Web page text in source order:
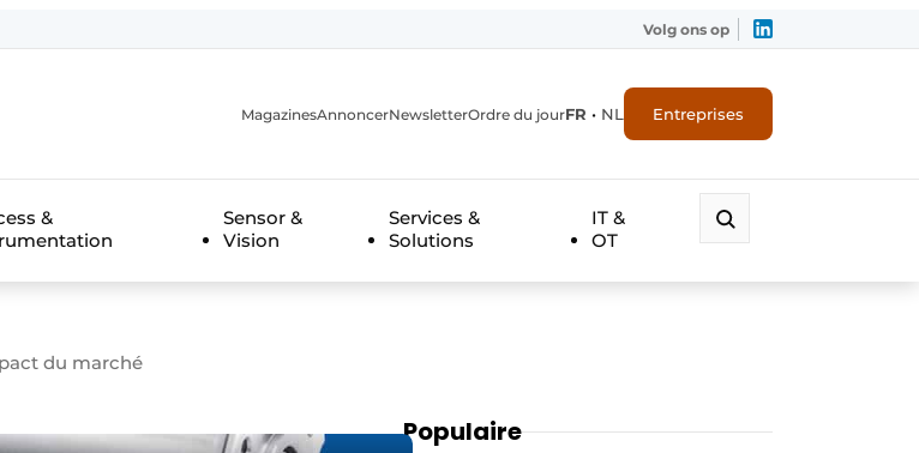
Volg ons op
MagazinesAnnoncerNewsletterOrdre du jourFR • NL Entreprises
&
Sensor &
Vision
Services &
Solutions
IT &
OT
du marché
Populaire